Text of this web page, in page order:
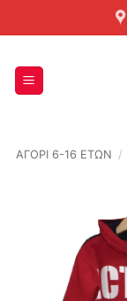
to
ΑΓΟΡΙ 6-16 ΕΤΩΝ /